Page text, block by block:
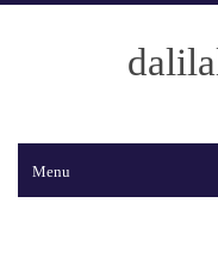
Menu